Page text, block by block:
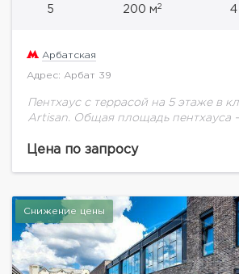
5 200 м2 4
Арбатская
Адрес: Арбат 39
Пентхаус с террасой на 5 этаже в
Artisan. Общая площадь пентхауса
квартира с собственной
Цена по запросу
Снижение цены